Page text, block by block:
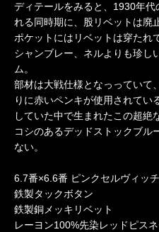
ディテールをみると、1930年
れる同時期に、股リベットは廃
ポケットにはリベットは穿たれ
シャンブレー、ネルよりも珍し
ム。
部材は大戦仕様となっっていて
りに赤いペンキが使用されてい
していた中で生まれたこの超絶
コシのあるデッドストックブル
ない。
6.7番×6.6番 ピンクセルヴィッ
鉄製タックボタン
鉄製銅メッキリベット
レーヨン100%先染レッドピス